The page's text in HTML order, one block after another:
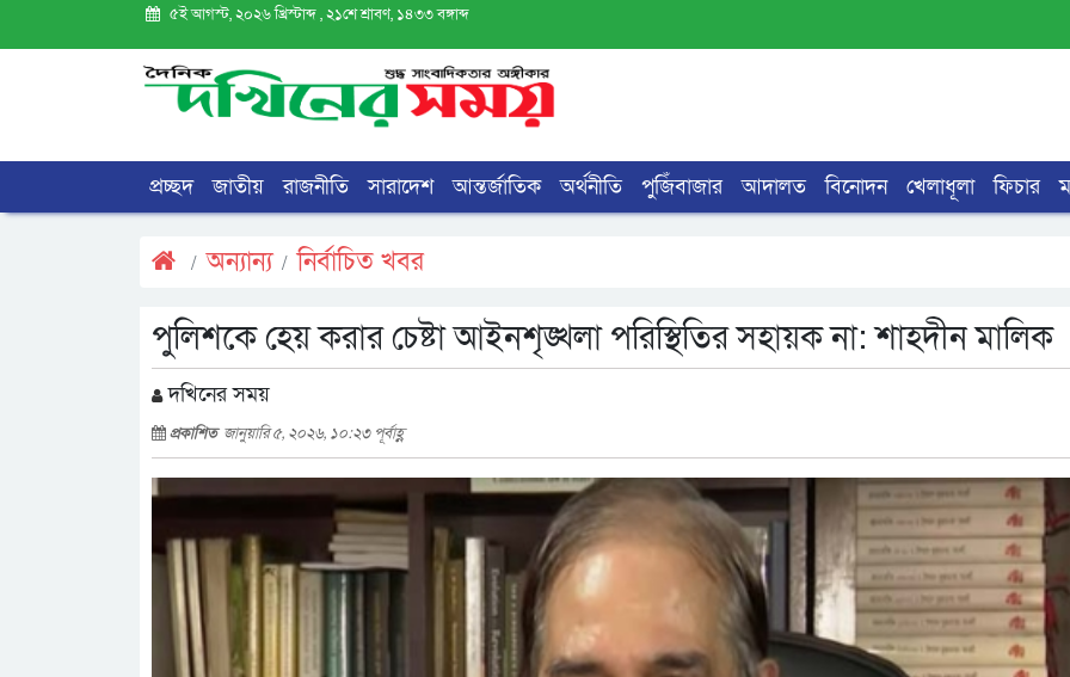
৫ই আগস্ট, ২০২৬ খ্রিস্টাব্দ , ২১শে শ্রাবণ, ১৪৩৩ বঙ্গাব্দ
প্রচ্ছদ জাতীয় রাজনীতি সারাদেশ আন্তর্জাতিক অর্থনীতি পুজিঁবাজার আদালত বিনোদন খেলাধূলা ফিচার
অন্যান্য নির্বাচিত খবর
পুলিশকে হেয় করার চেষ্টা আইনশৃঙ্খলা পরিস্থিতির সহায়ক না: শাহদীন মালিক
দখিনের সময়
প্রকাশিত জানুয়ারি ৫, ২০২৬, ১০:২৩ পূর্বাহ্ণ